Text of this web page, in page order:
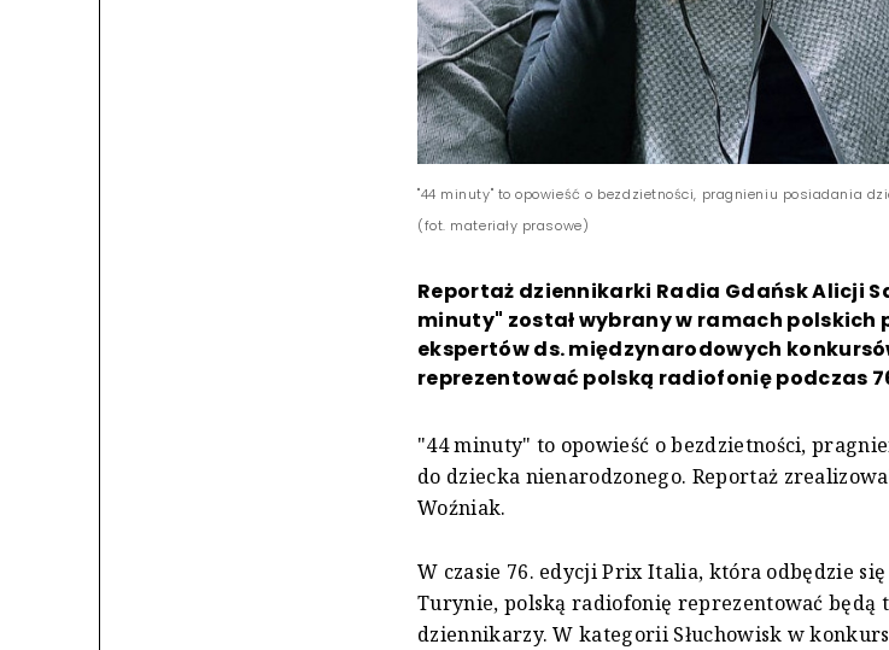
"44 minuty" to opowieść o bezdzietności, pragnieniu posiadania
(fot. materiały prasowe)
Reportaż dziennikarki Radia Gdańsk Alicji
minuty" został wybrany w ramach polskich
ekspertów ds. międzynarodowych
reprezentować polską radiofonię podczas
"44 minuty" to opowieść o bezdzietności,
do dziecka nienarodzonego. Reportaż
Woźniak.
W czasie 76. edycji Prix Italia, która odbędzie
Turynie, polską radiofonię reprezentować
dziennikarzy. W kategorii Słuchowisk w